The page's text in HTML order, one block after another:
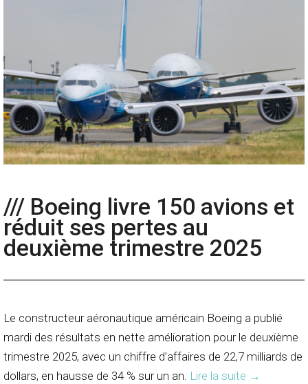
/// Boeing livre 150 avions et
réduit ses pertes au
deuxième trimestre 2025
Le constructeur aéronautique américain Boeing a publié
mardi des résultats en nette amélioration pour le deuxième
trimestre 2025, avec un chiffre d’affaires de 22,7 milliards de
dollars, en hausse de 34 % sur un an. Lire la suite →